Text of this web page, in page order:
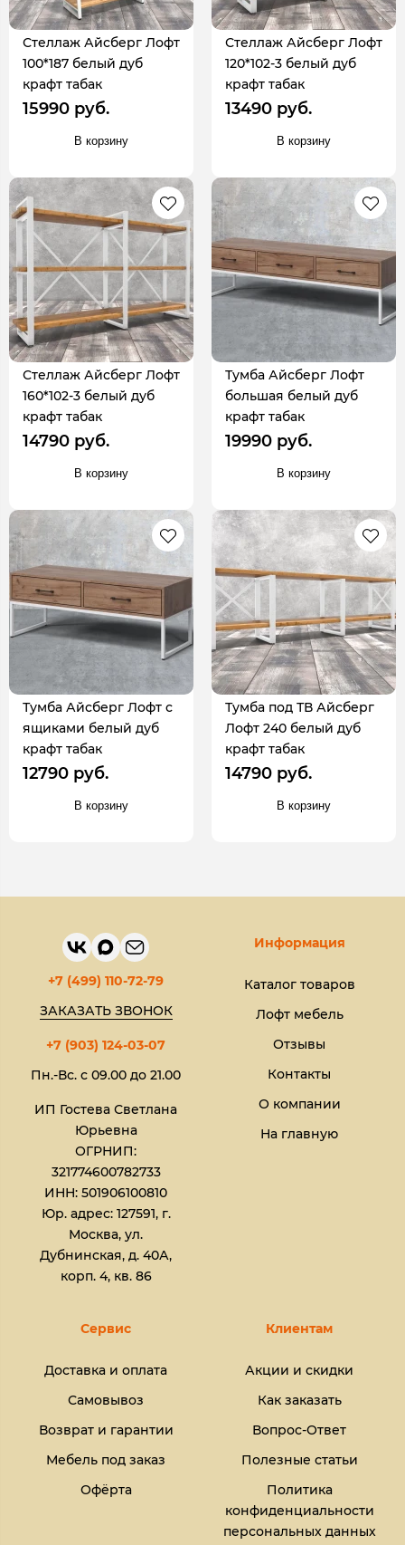
Стеллаж Айсберг Лофт
100*187 белый дуб
крафт табак
15990 руб.
В корзину
Стеллаж Айсберг Лофт
120*102-3 белый дуб
крафт табак
13490 руб.
В корзину
Стеллаж Айсберг Лофт
160*102-3 белый дуб
крафт табак
14790 руб.
В корзину
Тумба Айсберг Лофт
большая белый дуб
крафт табак
19990 руб.
В корзину
Тумба Айсберг Лофт с
ящиками белый дуб
крафт табак
12790 руб.
В корзину
Тумба под ТВ Айсберг
Лофт 240 белый дуб
крафт табак
14790 руб.
В корзину
+7 (499) 110-72-79
ЗАКАЗАТЬ ЗВОНОК
+7 (903) 124-03-07
Пн.-Вс. с 09.00 до 21.00
ИП Гостева Светлана
Юрьевна​
ОГРНИП:
321774600782733
ИНН: 501906100810
Юр. адрес: 127591, г.
Москва, ул.
Дубнинская, д. 40А,
корп. 4, кв. 86
Информация
Каталог товаров
Лофт мебель
Отзывы
Контакты
О компании
На главную
Сервис
Доставка и оплата
Самовывоз
Возврат и гарантии
Мебель под заказ
Офёрта
Клиентам
Акции и скидки
Как заказать
Вопрос-Ответ
Полезные статьи
Политика
конфиденциальности
персональных данных